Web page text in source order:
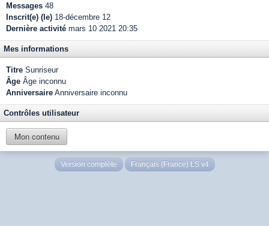
Messages 48
Inscrit(e) (le) 18-décembre 12
Dernière activité mars 10 2021 20:35
Mes informations
Titre Sunriseur
Âge Âge inconnu
Anniversaire Anniversaire inconnu
Contrôles utilisateur
Mon contenu
Version complète Français (France) LS v4